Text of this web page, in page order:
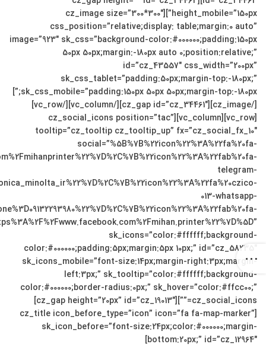
height_mobile=”150px”][cz_image size=”300*300″
css_position=”relative;display: table;margin:0 auto”
image=”923″ sk_css=”background-color:#000000;padding:150px
50px 50px;margin:-180px auto 0;position:relative;”
id=”cz_43557″ css_width=”200px”
sk_css_tablet=”padding:50px;margin-top:-180px;”
sk_css_mobile=”padding:150px 50px 50px;margin-top:-180px;”]
[/cz_image][cz_gap id=”cz_34461″][/vc_column][/vc_row]
[vc_row][vc_column][cz_social_icons position=”tac”
tooltip=”cz_tooltip cz_tooltip_up” fx=”cz_social_fx_10″
social=”%5B%7B%22icon%22%3A%22fa%20fa-
telegram-
013-whatsapp-
sk_icons=”color:#ffffff;background-
color:#000000;padding:5px;margin:5px 10px;” id=”cz_58235″
sk_icons_mobile=”font-size:14px;margin-right:3px;margin-
left:3px;” sk_tooltip=”color:#ffffff;background-
color:#000000;border-radius:0px;” sk_hover=”color:#ffcc00;”
cz_social_icons=””][cz_gap height=”20px” id=”cz_19013″]
[cz_title icon_before_type=”icon” icon=”fa fa-map-marker”
sk_icon_before=”font-size:24px;color:#000000;margin-
bottom:20px;” id=”cz_12964″]